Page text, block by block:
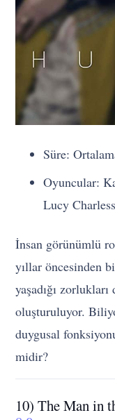
Süre:
Oyuncular:
Lucy Charless
İnsan görünümlü
yıllar öncesinden
yaşadığı
oluşturuluyor.
duygusal
midir?
10) The Man in